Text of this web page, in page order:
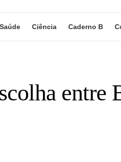
Saúde Ciência Caderno B
entre